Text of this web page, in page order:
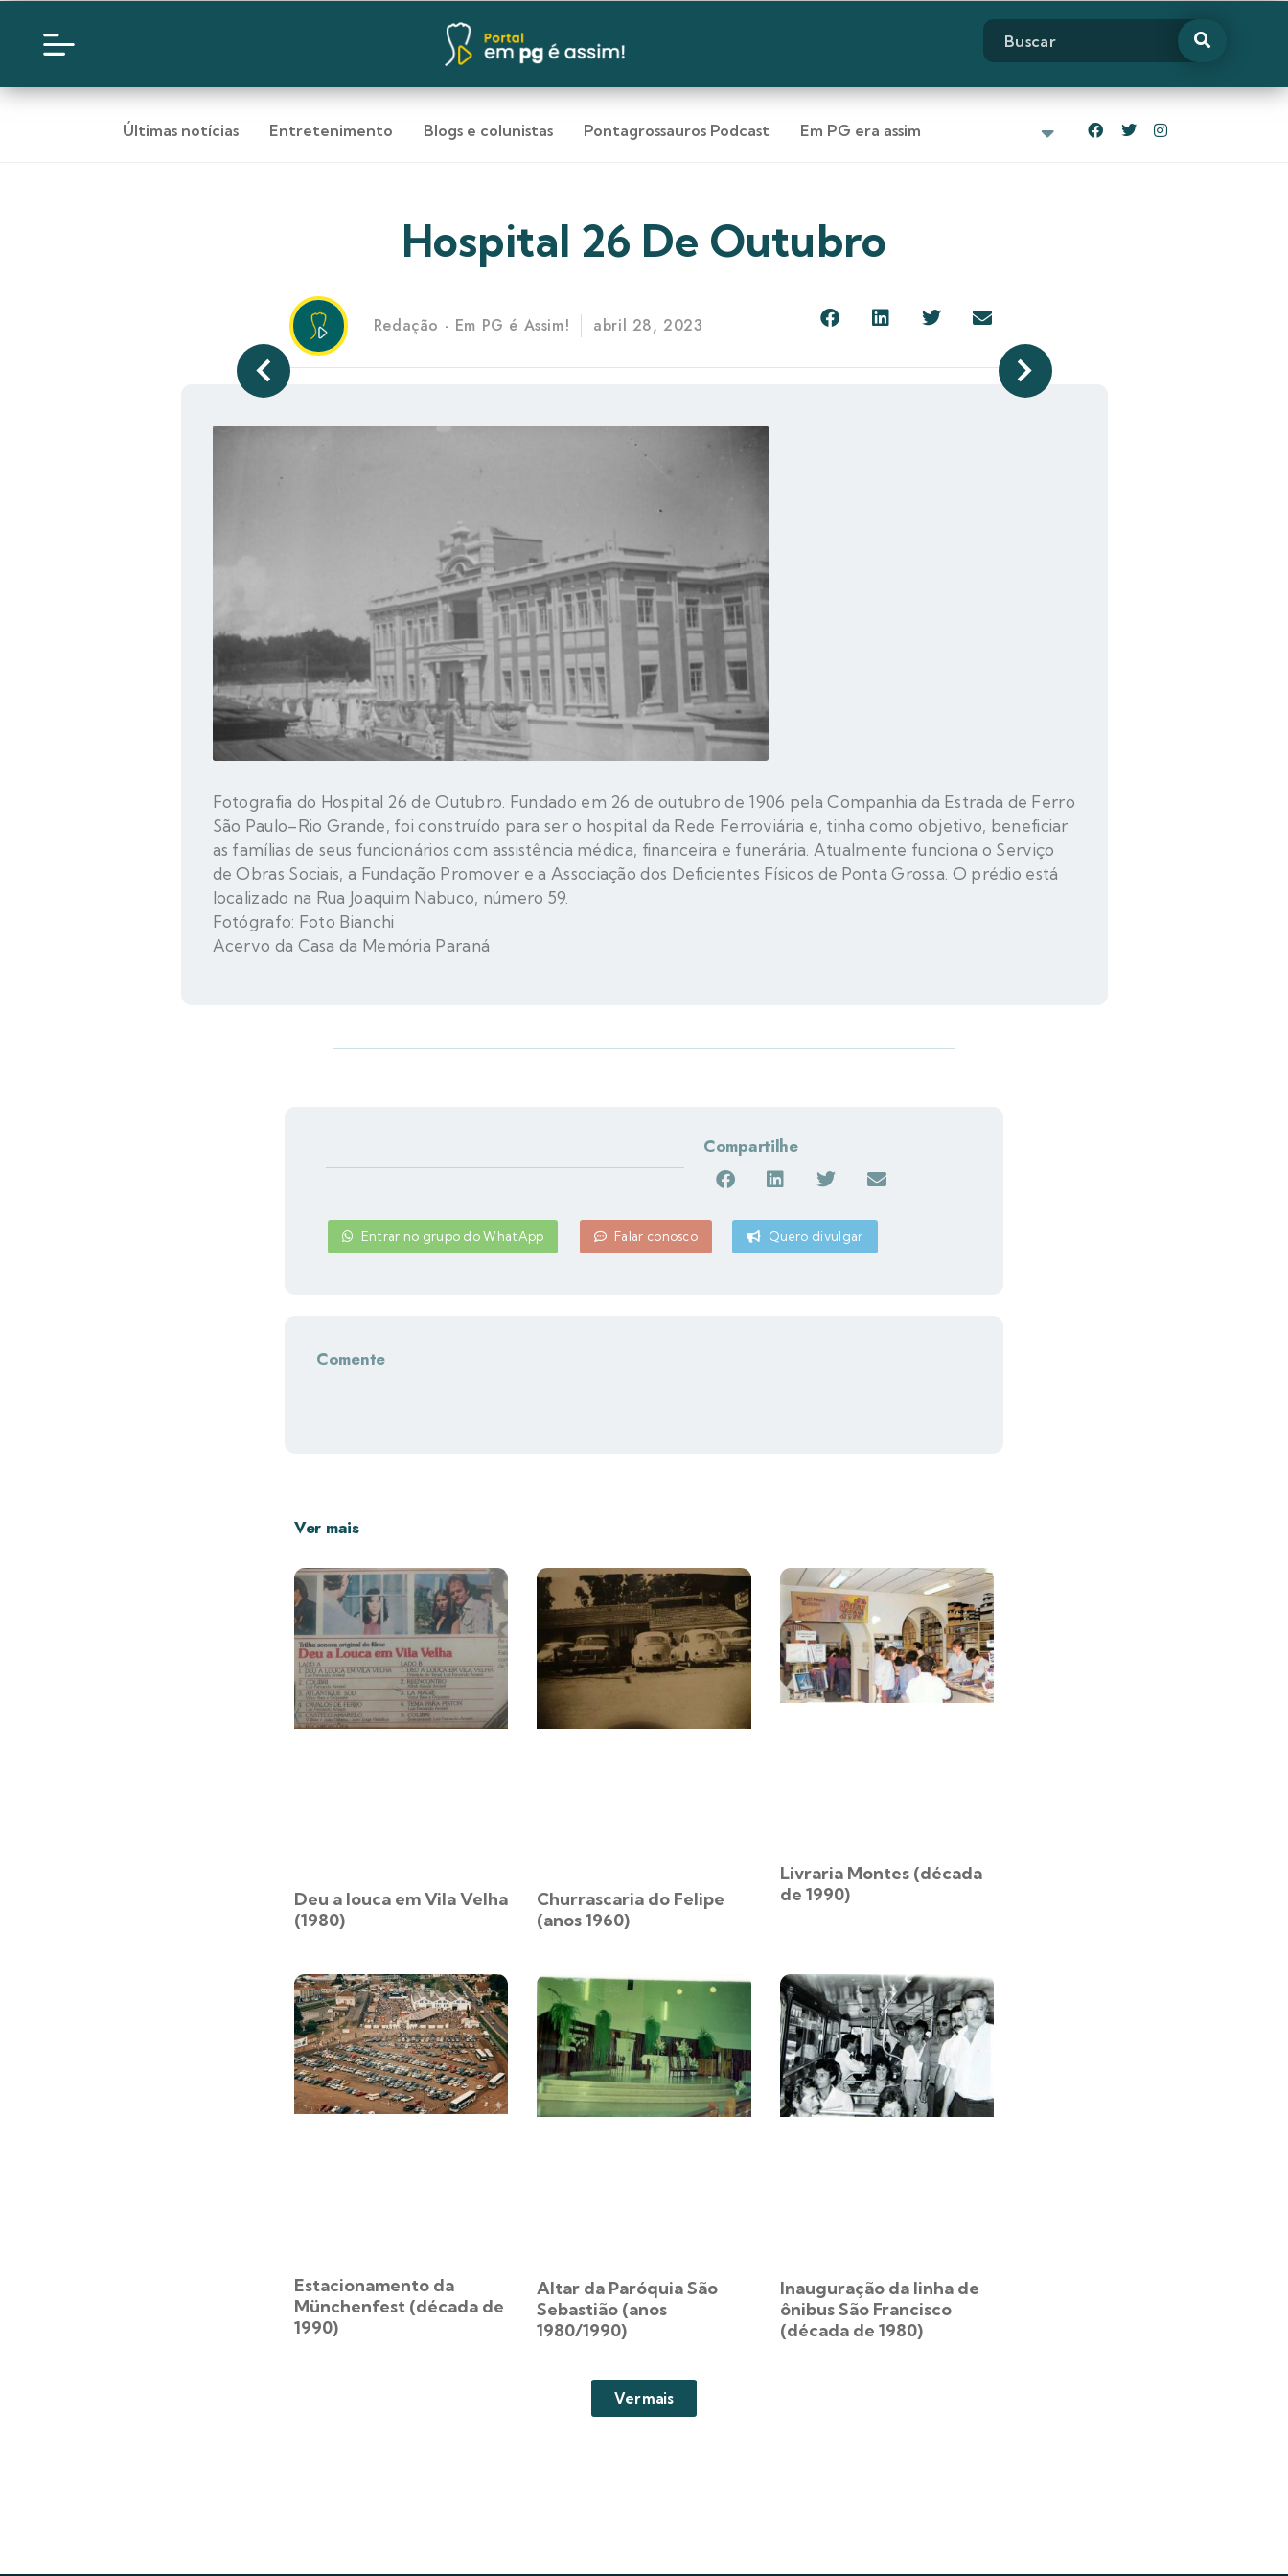
Últimas notícias Entretenimento Blogs e colunistas Pontagrossauros Podcast Em PG era assim
Hospital 26 De Outubro
Redação - Em PG é Assim! abril 28, 2023
Fotografia do Hospital 26 de Outubro. Fundado em 26 de outubro de 1906 pela Companhia da Estrada de Ferro
São Paulo–Rio Grande, foi construído para ser o hospital da Rede Ferroviária e, tinha como objetivo, beneficiar
as famílias de seus funcionários com assistência médica, financeira e funerária. Atualmente funciona o Serviço
de Obras Sociais, a Fundação Promover e a Associação dos Deficientes Físicos de Ponta Grossa. O prédio está
localizado na Rua Joaquim Nabuco, número 59.
Fotógrafo: Foto Bianchi
Acervo da Casa da Memória Paraná
Compartilhe
Entrar no grupo do WhatApp Falar conosco Quero divulgar
Comente
Ver mais
Deu a louca em Vila Velha
(1980)
Churrascaria do Felipe
(anos 1960)
Livraria Montes (década
de 1990)
Estacionamento da
Münchenfest (década de
1990)
Altar da Paróquia São
Sebastião (anos
1980/1990)
Inauguração da linha de
ônibus São Francisco
(década de 1980)
Ver mais